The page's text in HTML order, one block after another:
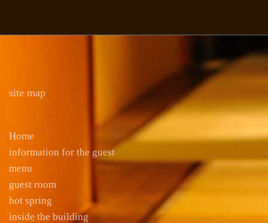
site map
Home
information for the guest
menu
guest room
hot spring
inside the building